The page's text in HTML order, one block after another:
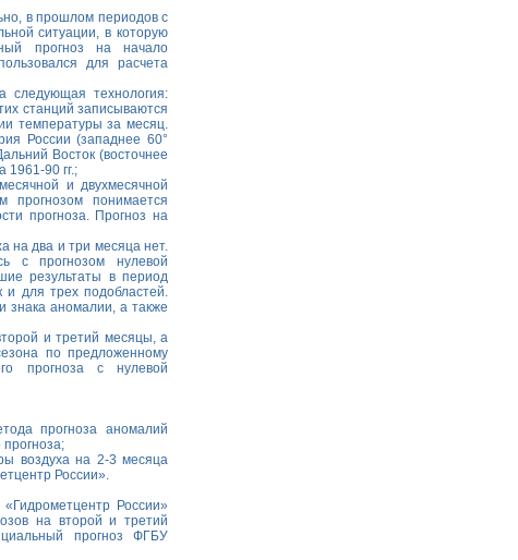
в прошлом периодов с
ситуации, в которую
прогноз на начало
для расчета
следующая технология:
станций записываются
температуры за месяц.
России (западнее 60°
Восток (восточнее
1961-90 гг.;
и двухмесячной
прогнозом понимается
прогноза. Прогноз на
на два и три месяца нет.
с прогнозом нулевой
результаты в период
и для трех подобластей.
знака аномалии, а также
и третий месяцы, а
по предложенному
прогноза с нулевой
прогноза аномалий
воздуха на 2-3 месяца
России».
России»
на второй и третий
прогноз ФГБУ